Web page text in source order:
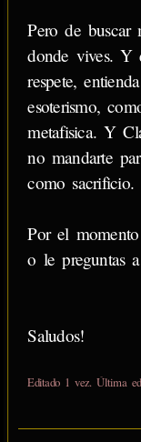
Pero de buscar
donde vives. Y
respete,
esoterismo,
metafisica. Y
no mandarte
como sacrificio.
Por el
o le preguntas
Saludos!
Editado 1 vez. Última